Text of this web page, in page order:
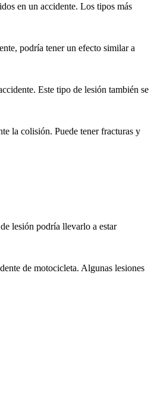
en un accidente. Los tipos más
podría tener un efecto similar a
Este tipo de lesión también se
la colisión. Puede tener fracturas y
lesión podría llevarlo a estar
de motocicleta. Algunas lesiones